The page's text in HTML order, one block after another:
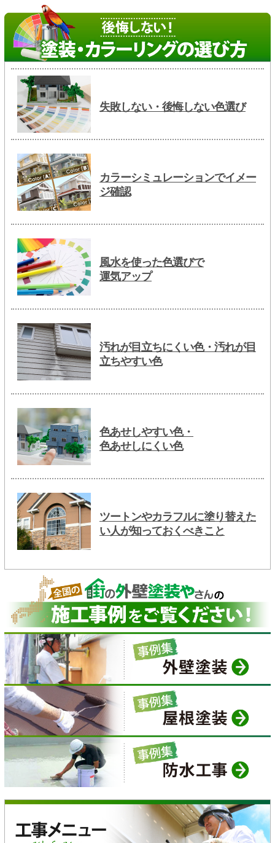
失敗しない・後悔しない色選び
カラーシミュレーションでイメー
ジ確認
風水を使った色選びで
運気アップ
汚れが目立ちにくい色・汚れが目
立ちやすい色
色あせしやすい色・
色あせしにくい色
ツートンやカラフルに塗り替えた
い人が知っておくべきこと